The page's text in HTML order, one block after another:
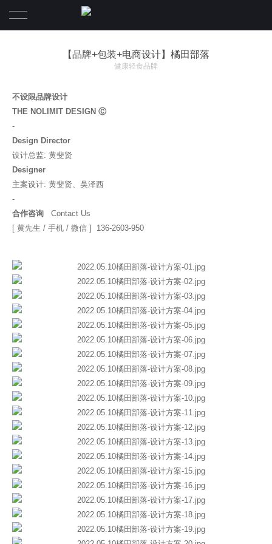
【品牌+包装+电商设计】橘田部落
健康轻食品牌
不设限品牌设计
THE NOLIMIT DESIGN Ⓒ
-
Design Director
设计总监: 黄斐贤
Designer
主案设计: 黄斐贤、吴泽西
-
合作咨询
Contact Us
[ 黄先生 / 手机 / 微信 ] 136-2603-950
服务项目
关于我们
关于我们
联系我们